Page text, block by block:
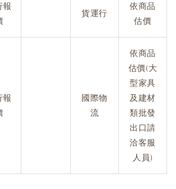
報
貨運行
依商品
估價
報
國際物
流
依商品
估價(大
型家具
及建材
類批發
出口請
洽客服
人員)